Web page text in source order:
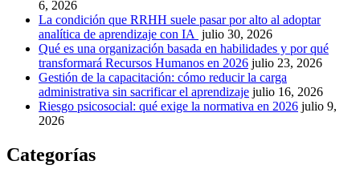
6, 2026
La condición que RRHH suele pasar por alto al adoptar
analítica de aprendizaje con IA julio 30, 2026
Qué es una organización basada en habilidades y por qué
transformará Recursos Humanos en 2026 julio 23, 2026
Gestión de la capacitación: cómo reducir la carga
administrativa sin sacrificar el aprendizaje julio 16, 2026
Riesgo psicosocial: qué exige la normativa en 2026 julio 9,
2026
Categorías